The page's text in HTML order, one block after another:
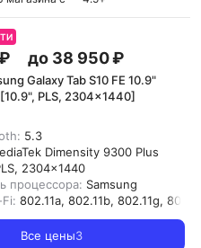
до 38 950 ₽
Galaxy Tab S10 FE 10.9"
PLS, 2304x1440]
5.3
Dimensity 9300 Plus
2304x1440
процессора: Samsung
802.11a, 802.11b, 802.11g,
Все цены3